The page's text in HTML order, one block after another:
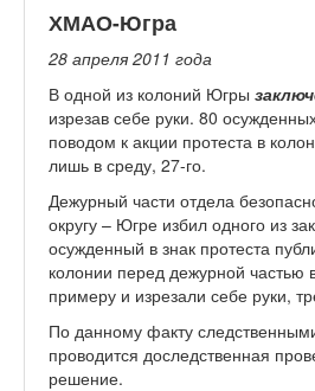
ХМАО-Югра
28 апреля 2011 года
В одной из колоний Югры
изрезав себе руки. 80
поводом к акции протеста в
лишь в среду, 27-го.
Дежурный части отдела
округу – Югре избил одного из
осужденный в знак протеста
колонии перед дежурной
примеру и изрезали себе руки,
По данному факту
проводится доследственная
решение.